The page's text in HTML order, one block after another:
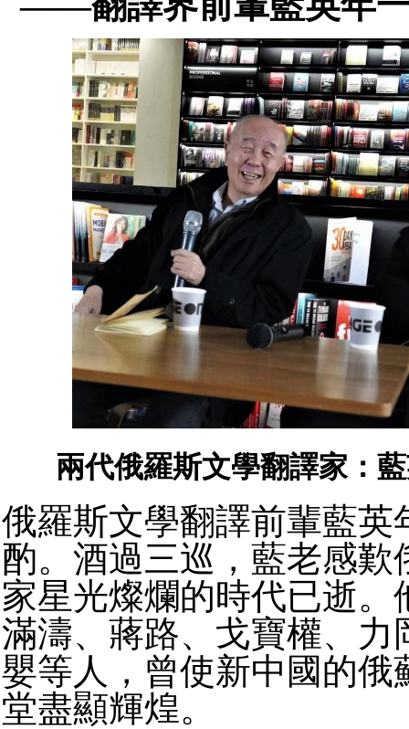
兩代俄羅斯文學翻譯家：
俄羅斯文學翻譯前輩藍英
酌。酒過三巡，藍老感歎
家星光燦爛的時代已逝。
滿濤、蔣路、戈寶權、力
嬰等人，曾使新中國的俄
堂盡顯輝煌。